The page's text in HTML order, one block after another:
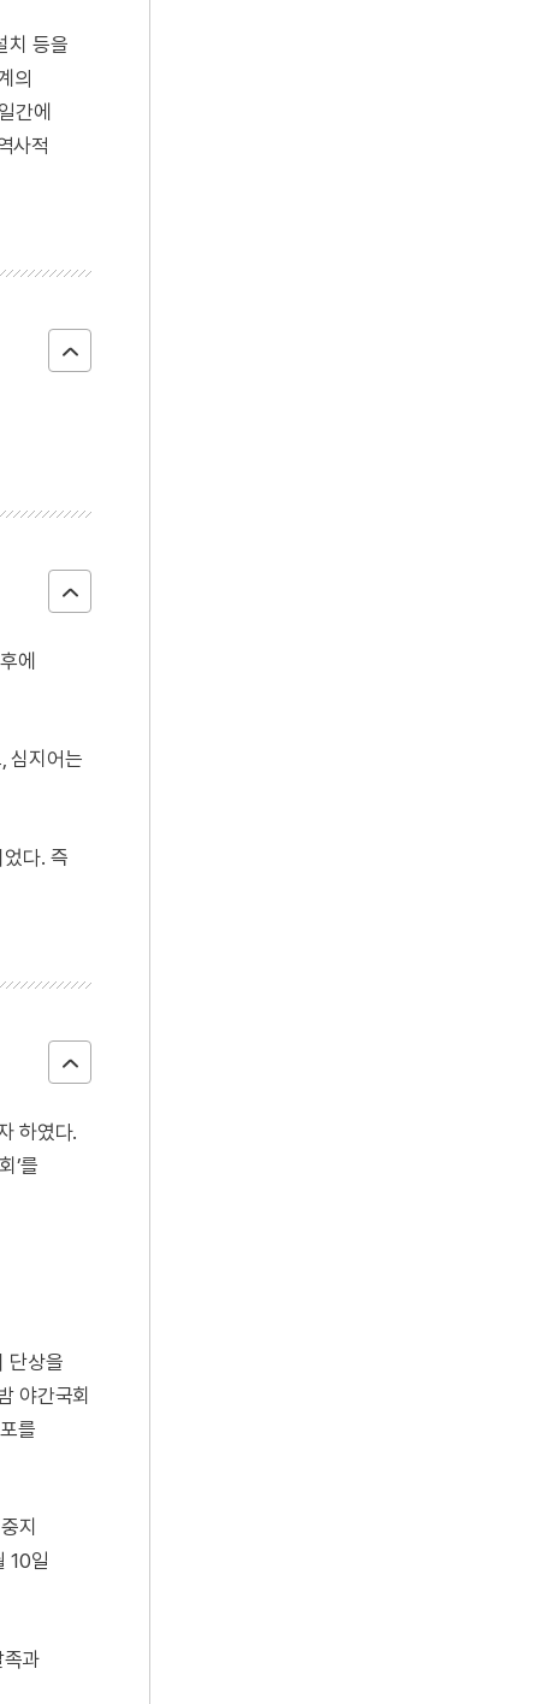
치 등을
의
간에
사적
에
심지어는
다. 즉
하였다.
’를
단상을
야간국회
를
지
10일
과